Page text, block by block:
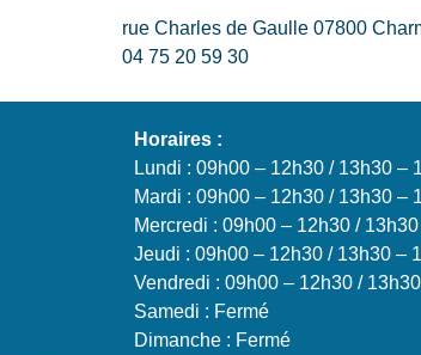
rue Charles de Gaulle 07800
04 75 20 59 30
Horaires :
Lundi : 09h00 – 12h30 / 13h30 –
Mardi : 09h00 – 12h30 / 13h30 –
Mercredi : 09h00 – 12h30 /
Jeudi : 09h00 – 12h30 / 13h30 –
Vendredi : 09h00 – 12h30 /
Samedi : Fermé
Dimanche : Fermé